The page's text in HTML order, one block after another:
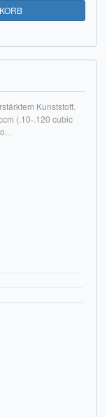
Kunststoff.
(.10-.120 cubic